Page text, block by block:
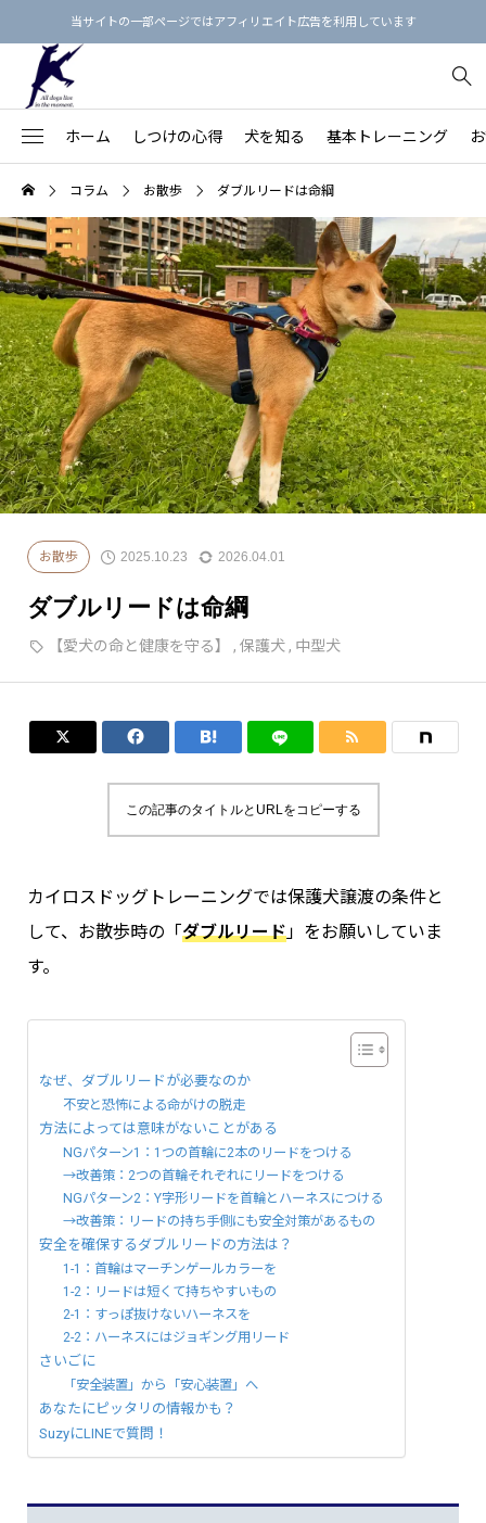
当サイトの一部ページではアフィリエイト広告を利用しています
ホーム しつけの心得 犬を知る 基本トレーニング
【家族との関係を良くす
る】
78
【近隣との関係を良くす
る】
43
吠える・唸る 26
噛みつき 20
引っ張り 20
怖がり・シャイ 28
落ち着きがない・ハイパー
拾い食い・誤食・誤飲
保護犬
褒め方・叱り方
犬の思春期
プードル
犬のしつけ3原則
Beのトレーニング
オヤツを使わないしつけ方
飼い主の学びのステップ
【保存版】犬という生き物を知る
【総集編】犬語の単語帳：犬のボディランゲージ
【総集編】カーミング・シグナルをおぼえよう！
【保存版】犬の鳴き声・吠え声の4分類と対策
【保存版】犬の年齢を人間の年齢に換算すると？
思春期の犬（生後6カ月～2歳頃）
【決定版】「飼い主の指示に即座に従う犬」の育て方
基本的生活習慣を身につけよう！
【完全版】愛犬に『おすわり』を教えよう
「フセ」を訓練してはいけない理由
本の通りに教えてもうまくいかないのはなぜ？
しつけ教室にかけたお金を無駄にしない7つの方法
犬の頭がグングンよくなる育て方
お散歩マナー最新ガイド
首輪の正しい着け方
リードの選び方
ワンちゃん同士の挨拶
ドッグラン
パックウォーク
フィラリア予防薬のえらび方
ノミダニ予防
歯みがきの練習
お風呂に入れよう
爪切りをしよう
目のまわりのお手入れ
保定をできるようになろう
犬用品リスト
しつけ本15冊
心理・行動本15冊
マッサージ本12冊
食事・健康の本9冊
コラム お散歩 ダブルリードは命綱
お散歩 2025.10.23 2026.04.01
ダブルリードは命綱
【愛犬の命と健康を守る】 , 保護犬, 中型犬
   
この記事のタイトルとURLをコピーする
カイロスドッグトレーニングでは保護犬譲渡の条件と
して、お散歩時の「 ダブルリード」をお願いしていま
す。
なぜ、ダブルリードが必要なのか
不安と恐怖による命がけの脱走
方法によっては意味がないことがある
NGパターン1：1つの首輪に2本のリードをつける
→改善策：2つの首輪それぞれにリードをつける
NGパターン2：Y字形リードを首輪とハーネスにつける
→改善策：リードの持ち手側にも安全対策があるもの
安全を確保するダブルリードの方法は？
1-1：首輪はマーチンゲールカラーを
1-2：リードは短くて持ちやすいもの
2-1：すっぽ抜けないハーネスを
2-2：ハーネスにはジョギング用リード
さいごに
「安全装置」から「安心装置」へ
あなたにピッタリの情報かも？
SuzyにLINEで質問！